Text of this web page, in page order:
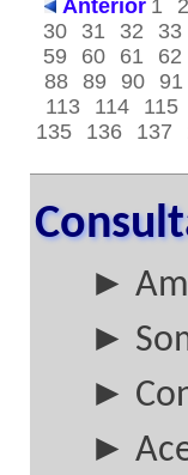
Anterior 1 2
30
31 32 33
59
60 61 62
88 89 90 91
113
114 115
135
136 137
►
►
►
►